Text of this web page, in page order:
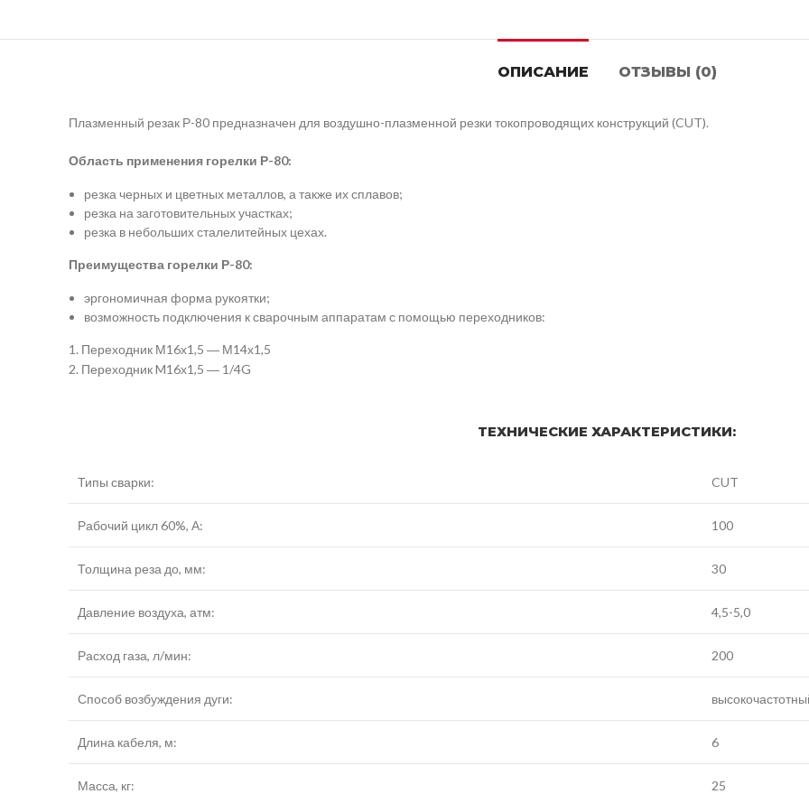
ОПИСАНИЕ ОТЗЫВЫ (0)
Плазменный резак Р-80 предназначен для воздушно-плазменной резки токопроводящих конструкций (CUT).
Область применения горелки Р-80:
резка черных и цветных металлов, а также их сплавов;
резка на заготовительных участках;
резка в небольших сталелитейных цехах.
Преимущества горелки Р-80:
эргономичная форма рукоятки;
возможность подключения к сварочным аппаратам с помощью переходников:
1. Переходник М16х1,5 ― М14х1,5
2. Переходник M16х1,5 ― 1/4G
ТЕХНИЧЕСКИЕ ХАРАКТЕРИСТИКИ:
Типы сварки: CUT
Рабочий цикл 60%, А: 100
Толщина реза до, мм: 30
Давление воздуха, атм: 4,5-5,0
Расход газа, л/мин: 200
Способ возбуждения дуги:
Длина кабеля, м: 6
Масса, кг: 25